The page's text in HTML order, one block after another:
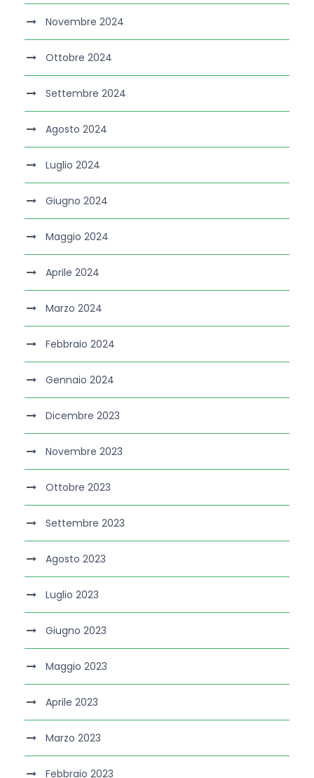
Novembre 2024
Ottobre 2024
Settembre 2024
Agosto 2024
Luglio 2024
Giugno 2024
Maggio 2024
Aprile 2024
Marzo 2024
Febbraio 2024
Gennaio 2024
Dicembre 2023
Novembre 2023
Ottobre 2023
Settembre 2023
Agosto 2023
Luglio 2023
Giugno 2023
Maggio 2023
Aprile 2023
Marzo 2023
Febbraio 2023